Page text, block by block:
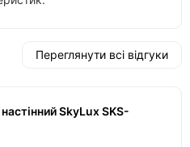
Переглянути всі відгуки
SkyLux SKS-